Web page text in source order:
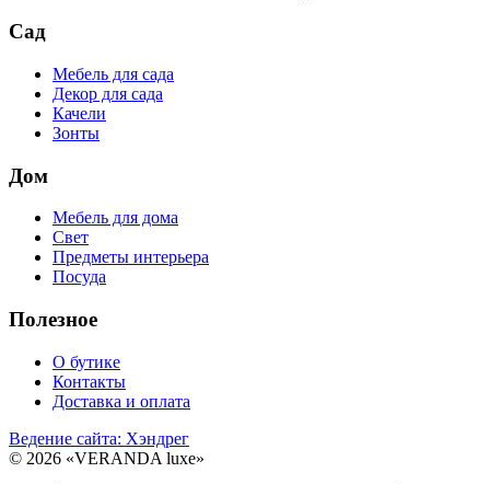
Сад
Мебель для сада
Декор для сада
Качели
Зонты
Дом
Мебель для дома
Свет
Предметы интерьера
Посуда
Полезное
О бутике
Контакты
Доставка и оплата
Ведение сайта: Хэндрег
© 2026 «VERANDA luxe»